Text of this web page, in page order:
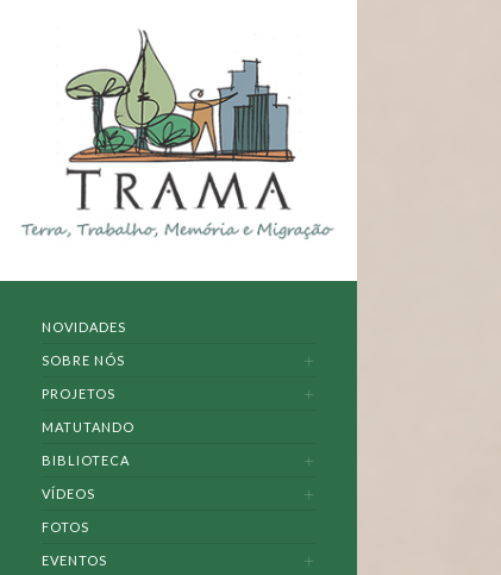
NOVIDADES
SOBRE NÓS
PROJETOS
MATUTANDO
BIBLIOTECA
VÍDEOS
FOTOS
EVENTOS